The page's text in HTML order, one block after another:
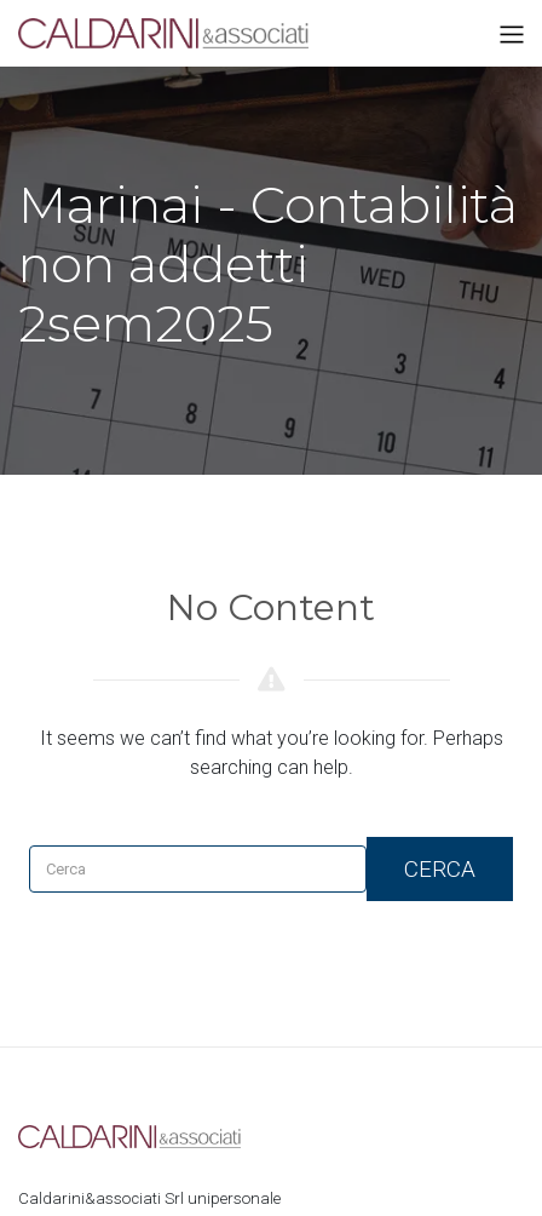
Marinai - Contabilità
non addetti
2sem2025
No Content
It seems we can’t find what you’re looking for. Perhaps
searching can help.
CERCA
Caldarini&associati Srl unipersonale